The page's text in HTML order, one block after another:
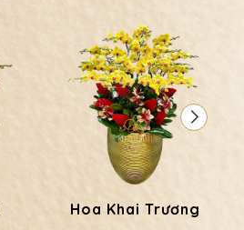
Hoa Khai Trương